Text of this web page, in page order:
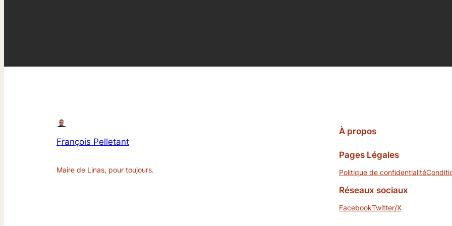
François Pelletant
Maire de Linas, pour toujours.
À propos
Pages Légales
Politique de confidentialité
Réseaux sociaux
FacebookTwitter/X